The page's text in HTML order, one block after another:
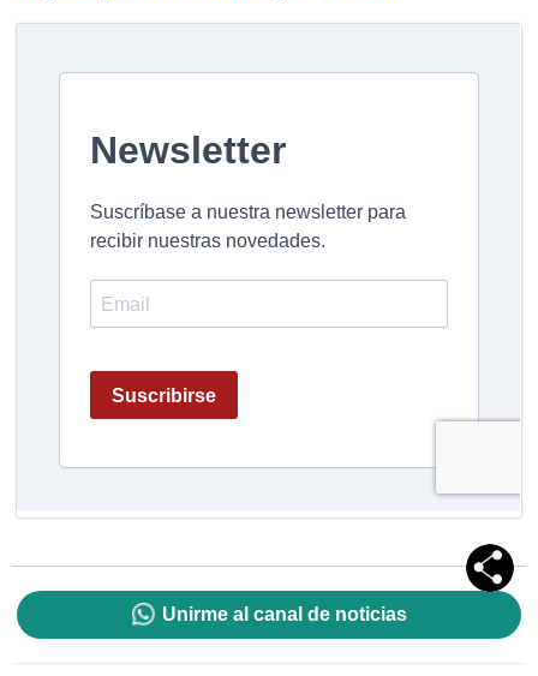
Unirme al canal de noticias